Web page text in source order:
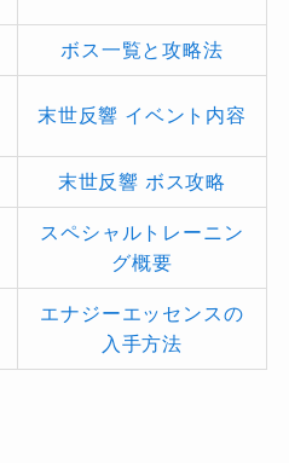
ボス一覧と攻略法
末世反響 イベント内容
末世反響 ボス攻略
スペシャルトレーニン
グ概要
エナジーエッセンスの
入手方法